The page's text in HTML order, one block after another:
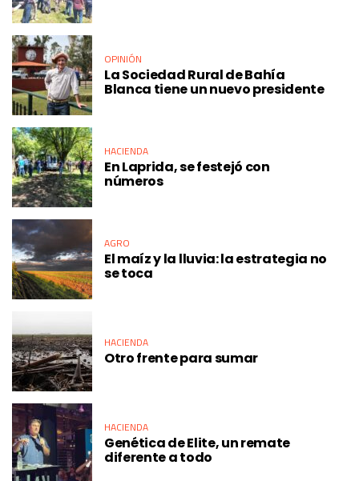
OPINIÓN
La Sociedad Rural de Bahía
Blanca tiene un nuevo presidente
HACIENDA
En Laprida, se festejó con
números
AGRO
El maíz y la lluvia: la estrategia no
se toca
HACIENDA
Otro frente para sumar
HACIENDA
Genética de Elite, un remate
diferente a todo